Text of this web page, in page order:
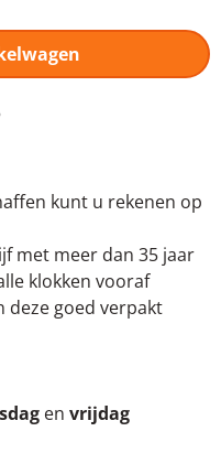
kunt u rekenen op
met meer dan 35 jaar
klokken vooraf
goed verpakt
en vrijdag